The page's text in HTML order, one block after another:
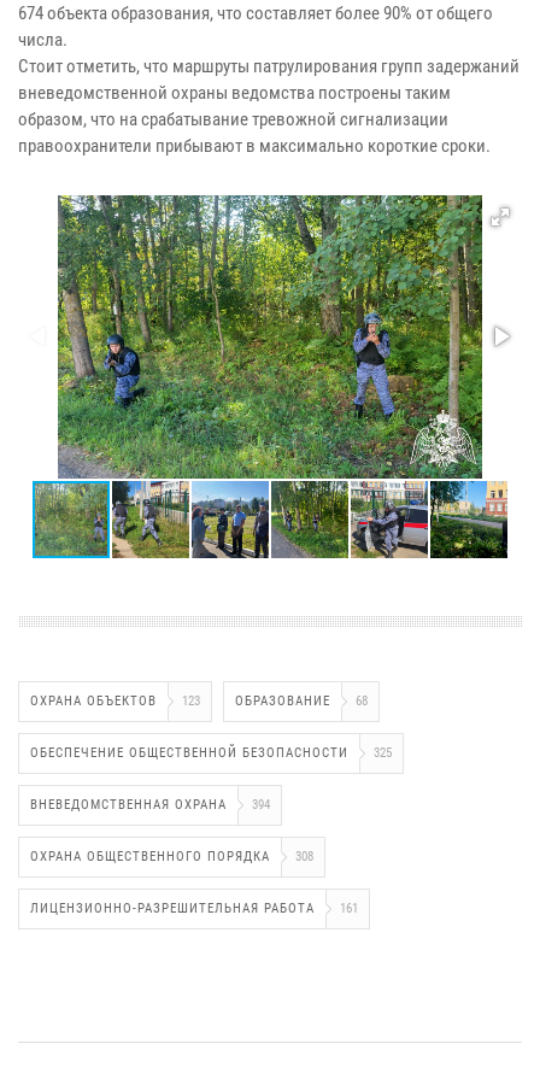
674 объекта образования, что составляет более 90% от общего
числа.
Стоит отметить, что маршруты патрулирования групп задержаний
вневедомственной охраны ведомства построены таким
образом, что на срабатывание тревожной сигнализации
правоохранители прибывают в максимально короткие сроки.
ОХРАНА ОБЪЕКТОВ 123 ОБРАЗОВАНИЕ 68
ОБЕСПЕЧЕНИЕ ОБЩЕСТВЕННОЙ БЕЗОПАСНОСТИ 325
ВНЕВЕДОМСТВЕННАЯ ОХРАНА 394
ОХРАНА ОБЩЕСТВЕННОГО ПОРЯДКА 308
ЛИЦЕНЗИОННО-РАЗРЕШИТЕЛЬНАЯ РАБОТА 161